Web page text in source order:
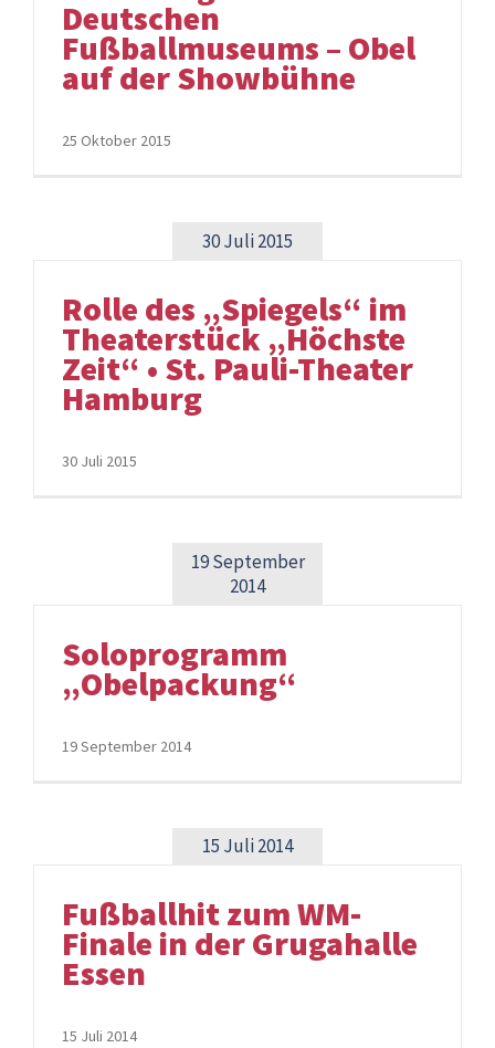
Deutschen
Fußballmuseums – Obel
auf der Showbühne
25 Oktober 2015
30 Juli 2015
Rolle des „Spiegels“ im
Theaterstück „Höchste
Zeit“ • St. Pauli-Theater
Hamburg
30 Juli 2015
19 September
2014
Soloprogramm
„Obelpackung“
19 September 2014
15 Juli 2014
Fußballhit zum WM-
Finale in der Grugahalle
Essen
15 Juli 2014